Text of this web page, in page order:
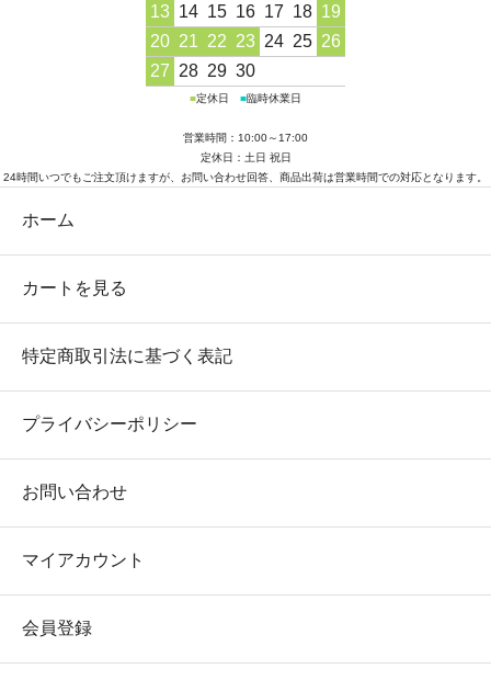
13 14 15 16 17 18 19
20 21 22 23 24 25 26
27 28 29 30
■定休日 ■臨時休業日
営業時間：10:00～17:00
定休日：土日 祝日
24時間いつでもご注文頂けますが、お問い合わせ回答、商品出荷は営業時間での対応となります。
ホーム
カートを見る
特定商取引法に基づく表記
プライバシーポリシー
お問い合わせ
マイアカウント
会員登録